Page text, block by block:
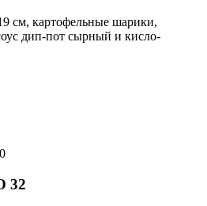
см, картофельные шарики,
дип-пот сырный и кисло-
32